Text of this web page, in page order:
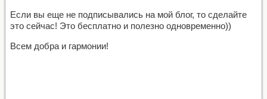
Если вы еще не подписывались на мой блог, то сделайте
это сейчас! Это бесплатно и полезно одновременно))
Всем добра и гармонии!